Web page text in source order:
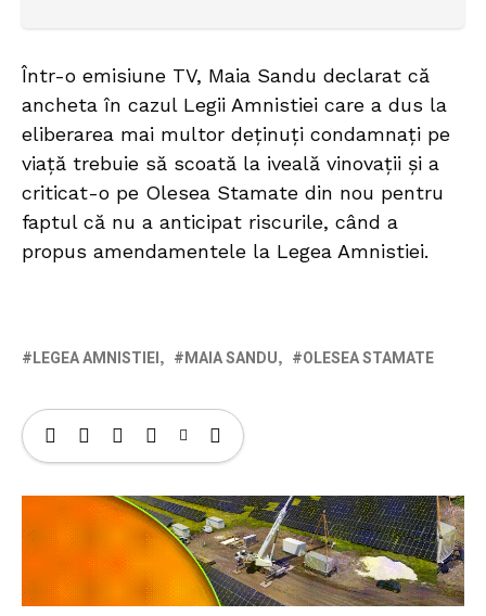
Într-o emisiune TV, Maia Sandu declarat că
ancheta în cazul Legii Amnistiei care a dus la
eliberarea mai multor deținuți condamnați pe
viață trebuie să scoată la iveală vinovații și a
criticat-o pe Olesea Stamate din nou pentru
faptul că nu a anticipat riscurile, când a
propus amendamentele la Legea Amnistiei.
LEGEA AMNISTIEI MAIA SANDU OLESEA STAMATE